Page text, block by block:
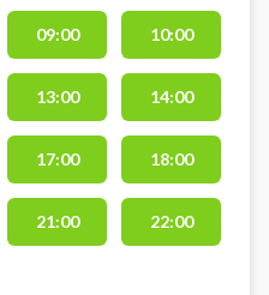
og
at leje
bad
09:00 10:00
13:00 14:00
17:00 18:00
21:00 22:00